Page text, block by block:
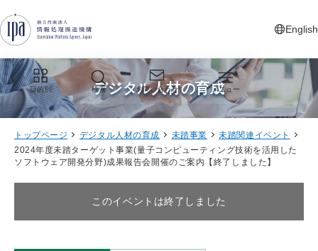
English
新しいタ
目的別 検索 お問い合わせ メニュー
デジタル人材の育成
トップページ デジタル人材の育成 未踏事業
未踏関連イベント
2024年度未踏ターゲット事業(量子コンピューティング技術を活用した
ソフトウェア開発分野)成果報告会開催のご案内【終了しました】
このイベントは終了しました